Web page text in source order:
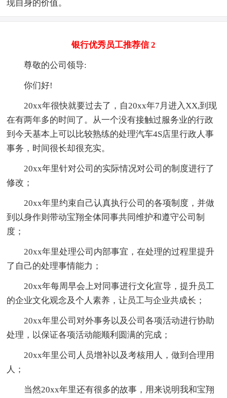
现自身的价值。
银行优秀员工推荐信 2
尊敬的公司领导:
你们好!
20xx年很快就要过去了，自20xx年7月进入XX,到现
在有两年多的时间了。从一个没有接触过服务业的行政
到今天基本上可以比较熟练的处理汽车4S店里行政人事
事务，时间很长却很充实。
20xx年里针对公司的实际情况对公司的制度进行了
修改；
20xx年里约束自己认真执行公司的各项制度，并做
到以身作则带动宝翔全体同事共同维护和遵守公司制
度；
20xx年里处理公司内部事宜，在处理的过程里提升
了自己的处理事情能力；
20xx年每周早会上对同事进行文化宣导，提升员工
的企业文化观念及个人素养，让员工与企业共成长；
20xx年里公司对外事务以及公司各项活动进行协助
处理，以保证各项活动能顺利圆满的完成；
20xx年里公司人员增补以及考核用人，做到合理用
人；
当然20xx年里还有很多的故事，用来说明我和宝翔